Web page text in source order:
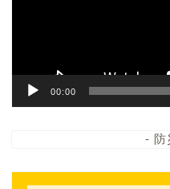
00:00
- 防